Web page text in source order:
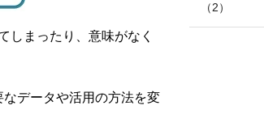
しまったり、意味がなく
データや活用の方法を変
（2）